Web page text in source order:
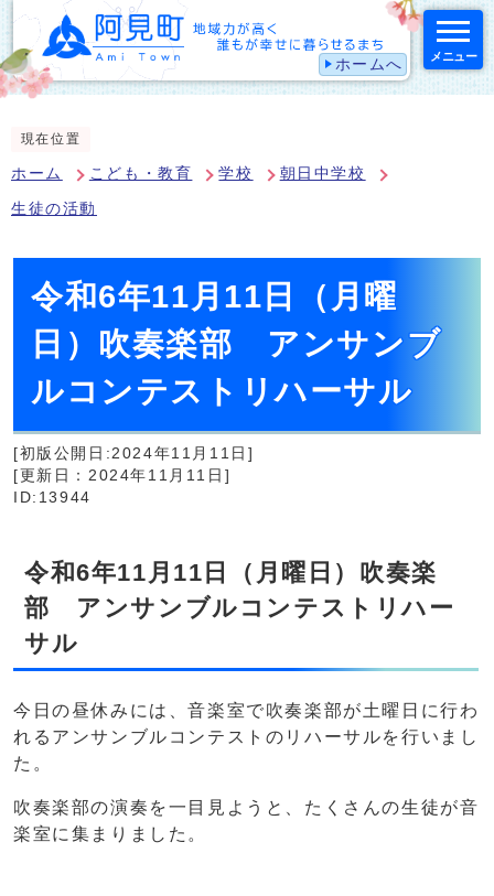
ホームへ メニュー
現在位置
ホーム こども・教育 学校 朝日中学校
生徒の活動
令和6年11月11日（月曜
日）吹奏楽部 アンサンブ
ルコンテストリハーサル
[初版公開日:2024年11月11日]
[更新日：2024年11月11日]
ID:13944
令和6年11月11日（月曜日）吹奏楽
部 アンサンブルコンテストリハー
サル
今日の昼休みには、音楽室で吹奏楽部が土曜日に行わ
れるアンサンブルコンテストのリハーサルを行いまし
た。
吹奏楽部の演奏を一目見ようと、たくさんの生徒が音
楽室に集まりました。